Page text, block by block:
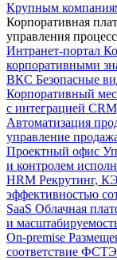
Крупным
Корпоративная
управления
Интранет-портал
корпоративными
ВКС Безопасные
Корпоративный
с интеграцией
Автоматизация
управление
Проектный офис
и контролем
HRM Рекрутинг,
эффективностью
SaaS Облачная
и
On-premise
соответствие